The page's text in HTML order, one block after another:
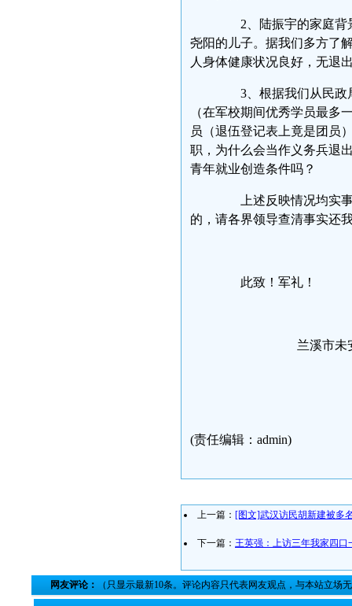
2、陆振宇的家庭背景
尧阳的儿子。据我们多方了
人身体健康状况良好，无退
3、根据我们从民政局
（在军校期间优秀学员最多
员（退伍登记表上竟是团员
职，为什么会当作义务兵退
青年就业创造条件吗？
上述反映情况均实事
的，请各界领导查清事实还
此致！军礼！
兰溪市未安置士
(责任编辑：admin)
上一篇： [图文]武汉访民胡新建被多
下一篇： 王英强：上访三年我家四口
网友评论： （只显示最新10条。评论内容只代表网友观点，与本站立场